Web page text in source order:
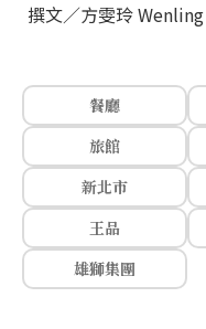
撰文／方雯玲
餐廳
旅館
新北市
王品
雄獅集團